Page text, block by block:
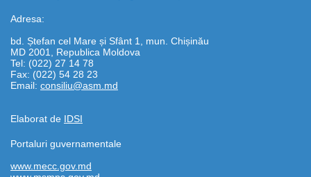
Adresa:
bd. Ștefan cel Mare și Sfânt 1, mun. Chișinău
MD 2001, Republica Moldova
Tel: (022) 27 14 78
Fax: (022) 54 28 23
Email: consiliu@asm.md
Elaborat de IDSI
Portaluri guvernamentale
www.mecc.gov.md